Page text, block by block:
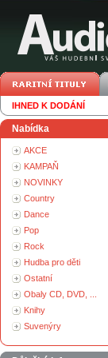
IHNED K DODÁNÍ
Nabídka
AKCE
KAMPAŇ
NOVINKY
Country
Dance
Pop
Rock
Hudba pro děti
Ostatní
Obaly CD, DVD, ...
Knihy
Suvenýry